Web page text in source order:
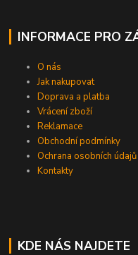
INFORMACE PRO
O nás
Jak nakupovat
Doprava a platba
Vrácení zboží
Reklamace
Obchodní podmínky
Ochrana osobních údajů
Kontakty
KDE NÁS NAJDETE